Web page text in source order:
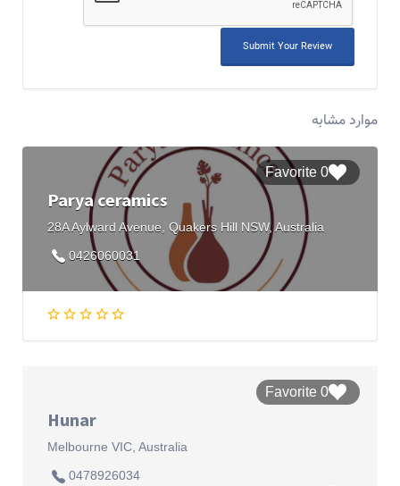
موارد مشابه
0 Favorite
Parya ceramics
28A Aylward Avenue, Quakers Hill NSW, Australia
0426060031
0 Favorite
Hunar
Melbourne VIC, Australia
0478926034